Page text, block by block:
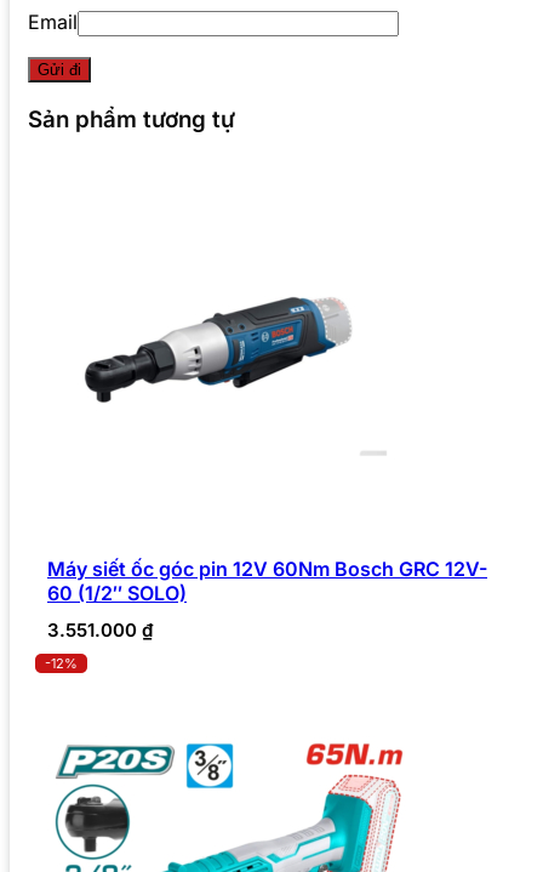
Email
Sản phẩm tương tự
Máy siết ốc góc pin 12V 60Nm Bosch GRC 12V-
60 (1/2″ SOLO)
3.551.000 ₫
-12%